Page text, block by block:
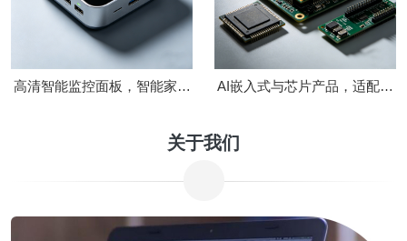
高清智能监控面板，智能家居
AI嵌入式与芯片产品，适配多
关于我们